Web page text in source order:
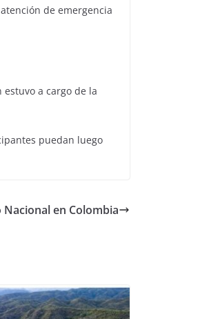
de emergencia
a cargo de la
puedan luego
Nacional en Colombia